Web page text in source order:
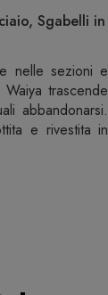
Sgabelli in
nelle sezioni e
trascende
abbandonarsi.
e rivestita in